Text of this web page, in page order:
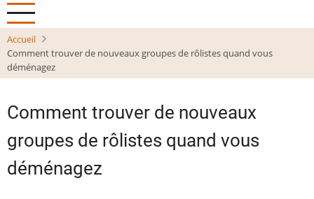
Accueil
Comment trouver de nouveaux groupes de rôlistes quand vous
déménagez
Comment trouver de nouveaux
groupes de rôlistes quand vous
déménagez